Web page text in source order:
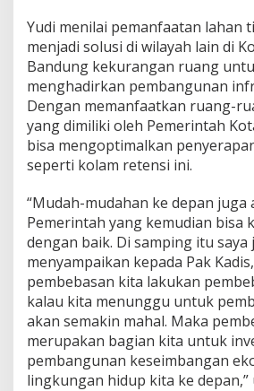
Yudi menilai pemanfaatan lahan
menjadi solusi di wilayah lain di
Bandung kekurangan ruang
menghadirkan pembangunan
Dengan memanfaatkan ruang-
yang dimiliki oleh Pemerintah
bisa mengoptimalkan
seperti kolam retensi ini.
“Mudah-mudahan ke depan juga
Pemerintah yang kemudian bisa
dengan baik. Di samping itu
menyampaikan kepada Pak
pembebasan kita lakukan
kalau kita menunggu untuk
akan semakin mahal. Maka
merupakan bagian kita untuk
pembangunan keseimbangan
lingkungan hidup kita ke